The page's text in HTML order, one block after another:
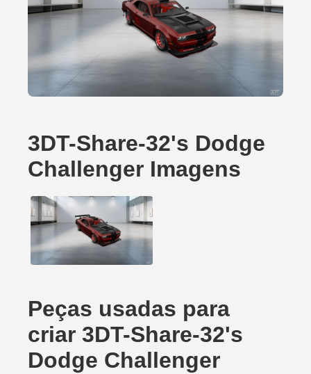
3DT-Share-32's Dodge
Challenger Imagens
Peças usadas para
criar 3DT-Share-32's
Dodge Challenger